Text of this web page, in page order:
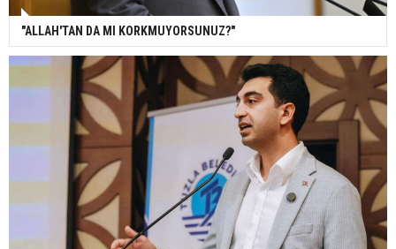
"ALLAH'TAN DA MI KORKMUYORSUNUZ?"